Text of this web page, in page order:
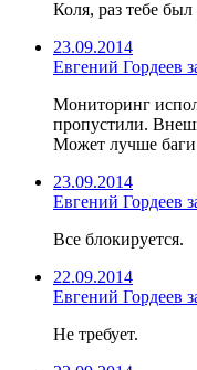
Коля, раз тебе
23.09.2014
Евгений Гордеев
Мониторинг
пропустили.
Может лучше
23.09.2014
Евгений Гордеев
Все блокируется.
22.09.2014
Евгений Гордеев
Не требует.